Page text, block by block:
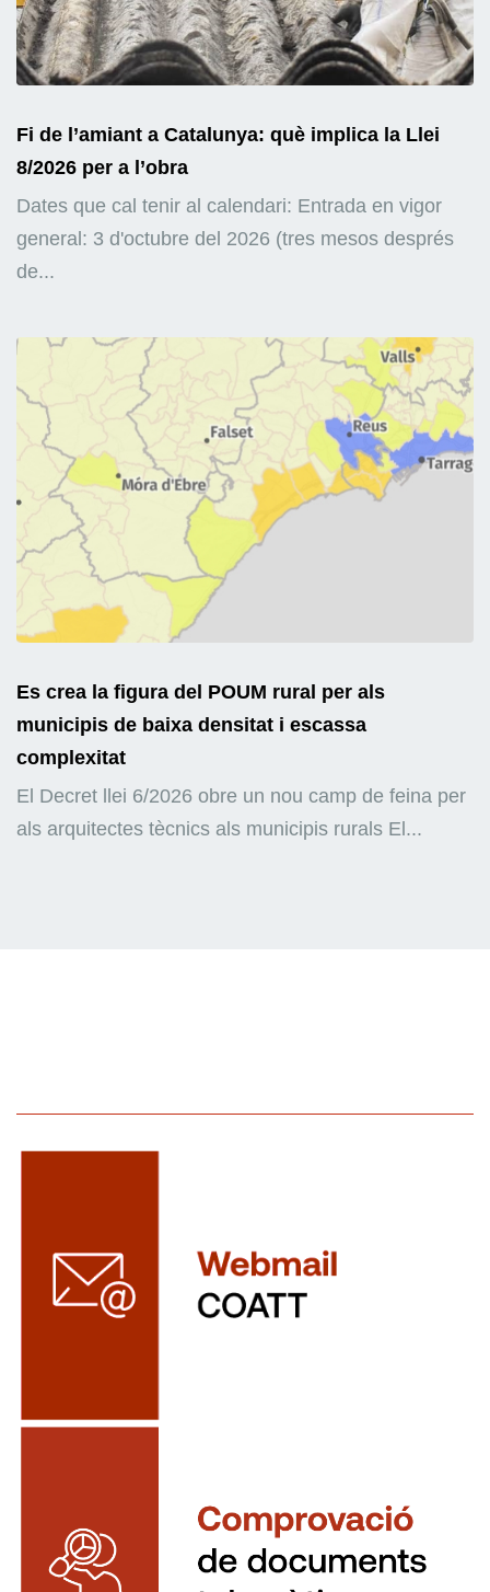
Fi de l’amiant a Catalunya: què implica la Llei
8/2026 per a l’obra
Dates que cal tenir al calendari: Entrada en vigor
general: 3 d'octubre del 2026 (tres mesos després
de...
Es crea la figura del POUM rural per als
municipis de baixa densitat i escassa
complexitat
El Decret llei 6/2026 obre un nou camp de feina per
als arquitectes tècnics als municipis rurals El...